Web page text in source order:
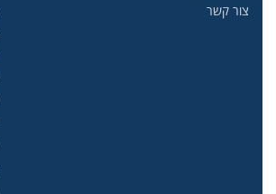
צור קשר